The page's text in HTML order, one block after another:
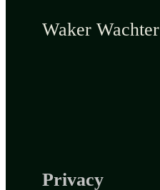
Waker Wachter
Privacy